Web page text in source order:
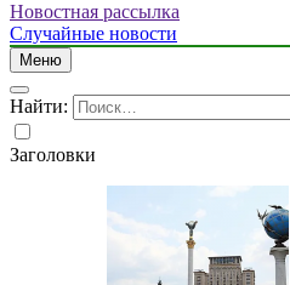
Новостная рассылка
Случайные новости
Меню
Найти:
Заголовки